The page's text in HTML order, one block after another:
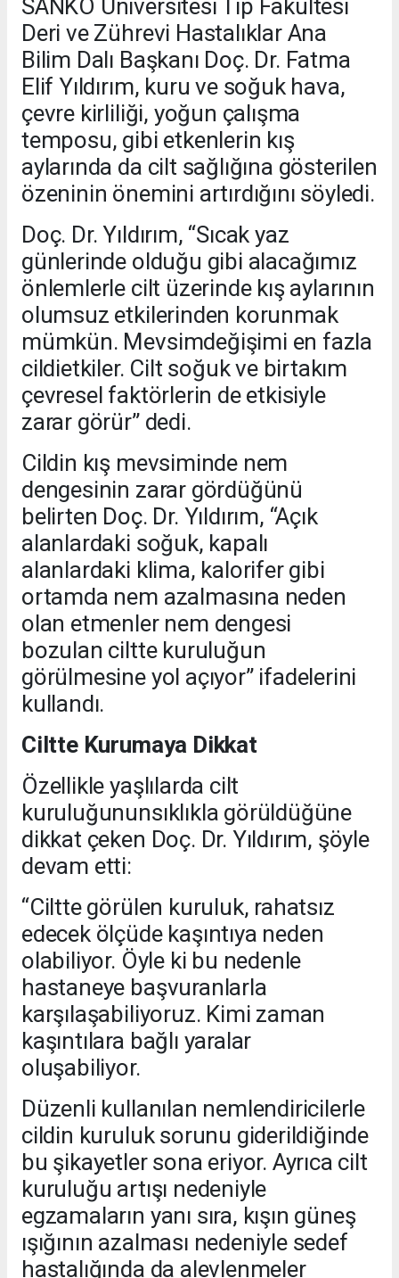
SANKO Üniversitesi Tıp Fakültesi
Deri ve Zührevi Hastalıklar Ana
Bilim Dalı Başkanı Doç. Dr. Fatma
Elif Yıldırım, kuru ve soğuk hava,
çevre kirliliği, yoğun çalışma
temposu, gibi etkenlerin kış
aylarında da cilt sağlığına gösterilen
özeninin önemini artırdığını söyledi.
Doç. Dr. Yıldırım, “Sıcak yaz
günlerinde olduğu gibi alacağımız
önlemlerle cilt üzerinde kış aylarının
olumsuz etkilerinden korunmak
mümkün. Mevsimdeğişimi en fazla
cildietkiler. Cilt soğuk ve birtakım
çevresel faktörlerin de etkisiyle
zarar görür” dedi.
Cildin kış mevsiminde nem
dengesinin zarar gördüğünü
belirten Doç. Dr. Yıldırım, “Açık
alanlardaki soğuk, kapalı
alanlardaki klima, kalorifer gibi
ortamda nem azalmasına neden
olan etmenler nem dengesi
bozulan ciltte kuruluğun
görülmesine yol açıyor” ifadelerini
kullandı.
Ciltte Kurumaya Dikkat
Özellikle yaşlılarda cilt
kuruluğununsıklıkla görüldüğüne
dikkat çeken Doç. Dr. Yıldırım, şöyle
devam etti:
“Ciltte görülen kuruluk, rahatsız
edecek ölçüde kaşıntıya neden
olabiliyor. Öyle ki bu nedenle
hastaneye başvuranlarla
karşılaşabiliyoruz. Kimi zaman
kaşıntılara bağlı yaralar
oluşabiliyor.
Düzenli kullanılan nemlendiricilerle
cildin kuruluk sorunu giderildiğinde
bu şikayetler sona eriyor. Ayrıca cilt
kuruluğu artışı nedeniyle
egzamaların yanı sıra, kışın güneş
ışığının azalması nedeniyle sedef
hastalığında da alevlenmeler